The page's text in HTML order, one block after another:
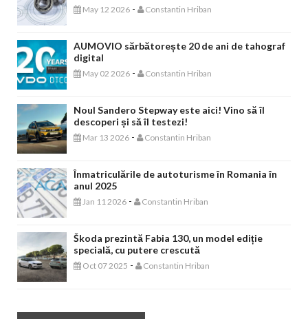
May 12 2026 - Constantin Hriban
AUMOVIO sărbătorește 20 de ani de tahograf
digital
May 02 2026 - Constantin Hriban
Noul Sandero Stepway este aici! Vino să îl
descoperi și să îl testezi!
Mar 13 2026 - Constantin Hriban
Înmatriculările de autoturisme în Romania în
anul 2025
Jan 11 2026 - Constantin Hriban
Škoda prezintă Fabia 130, un model ediție
specială, cu putere crescută
Oct 07 2025 - Constantin Hriban